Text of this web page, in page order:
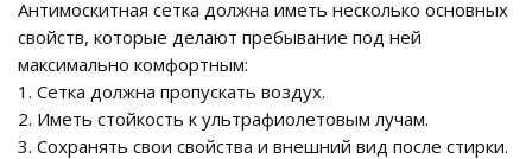
Антимоскитная сетка должна иметь несколько основных
свойств, которые делают пребывание под ней
максимально комфортным:
1. Сетка должна пропускать воздух.
2. Иметь стойкость к ультрафиолетовым лучам.
3. Сохранять свои свойства и внешний вид после стирки.